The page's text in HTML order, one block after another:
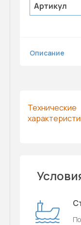
Артикул
Описание
Технические